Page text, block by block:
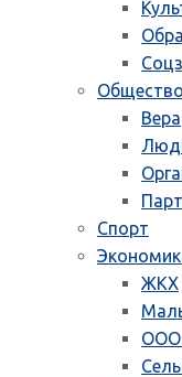
Общество
Вера
Спорт
ЖКХ
ООО